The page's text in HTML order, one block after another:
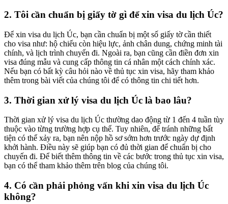
2. Tôi cần chuẩn bị giấy tờ gì để xin visa du lịch Úc?
Để xin visa du lịch Úc, bạn cần chuẩn bị một số giấy tờ cần thiết
cho visa như: hộ chiếu còn hiệu lực, ảnh chân dung, chứng minh tài
chính, và lịch trình chuyến đi. Ngoài ra, bạn cũng cần điền đơn xin
visa đúng mẫu và cung cấp thông tin cá nhân một cách chính xác.
Nếu bạn có bất kỳ câu hỏi nào về thủ tục xin visa, hãy tham khảo
thêm trong bài viết của chúng tôi để có thông tin chi tiết hơn.
3. Thời gian xử lý visa du lịch Úc là bao lâu?
Thời gian xử lý visa du lịch Úc thường dao động từ 1 đến 4 tuần tùy
thuộc vào từng trường hợp cụ thể. Tuy nhiên, để tránh những bất
tiện có thể xảy ra, bạn nên nộp hồ sơ sớm hơn trước ngày dự định
khởi hành. Điều này sẽ giúp bạn có đủ thời gian để chuẩn bị cho
chuyến đi. Để biết thêm thông tin về các bước trong thủ tục xin visa,
bạn có thể tham khảo thêm trên blog của chúng tôi.
4. Có cần phải phỏng vấn khi xin visa du lịch Úc
không?